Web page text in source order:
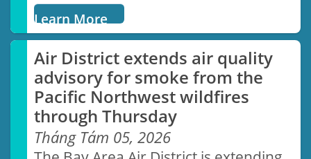
Learn More
Air District extends air quality
advisory for smoke from the
Pacific Northwest wildfires
through Thursday
Tháng Tám 05, 2026